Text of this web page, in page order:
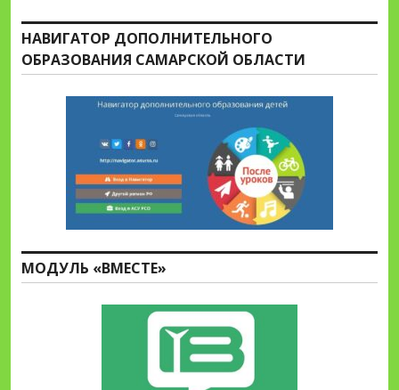
НАВИГАТОР ДОПОЛНИТЕЛЬНОГО
ОБРАЗОВАНИЯ САМАРСКОЙ ОБЛАСТИ
МОДУЛЬ «ВМЕСТЕ»